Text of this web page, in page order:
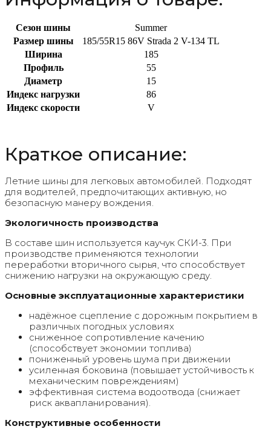
Сезон шины
Summer
Размер шины
185/55R15 86V Strada 2 V-134 TL
Ширина
185
Профиль
55
Диаметр
15
Индекс нагрузки
86
Индекс скорости
V
Краткое описание:
Летние шины для легковых автомобилей. Подходят
для водителей, предпочитающих активную, но
безопасную манеру вождения.
Экологичность производства
В составе шин используется каучук СКИ-3. При
производстве применяются технологии
переработки вторичного сырья, что способствует
снижению нагрузки на окружающую среду.
Основные эксплуатационные характеристики
надёжное сцепление с дорожным покрытием в
различных погодных условиях
сниженное сопротивление качению
(способствует экономии топлива)
пониженный уровень шума при движении
усиленная боковина (повышает устойчивость к
механическим повреждениям)
эффективная система водоотвода (снижает
риск аквапланирования).
Конструктивные особенности